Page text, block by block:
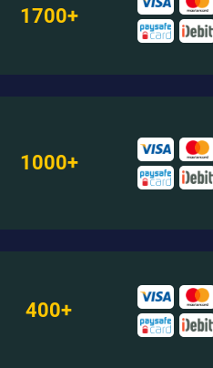
1700+
1000+
400+